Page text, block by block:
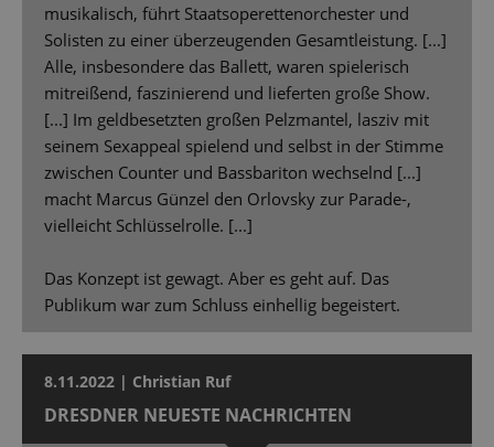
musikalisch, führt Staatsoperettenorchester und
Solisten zu einer überzeugenden Gesamtleistung. [...]
Alle, insbesondere das Ballett, waren spielerisch
mitreißend, faszinierend und lieferten große Show.
[...] Im geldbesetzten großen Pelzmantel, lasziv mit
seinem Sexappeal spielend und selbst in der Stimme
zwischen Counter und Bassbariton wechselnd [...]
macht Marcus Günzel den Orlovsky zur Parade-,
vielleicht Schlüsselrolle. [...]
Das Konzept ist gewagt. Aber es geht auf. Das
Publikum war zum Schluss einhellig begeistert.
8.11.2022 | Christian Ruf
DRESDNER NEUESTE NACHRICHTEN